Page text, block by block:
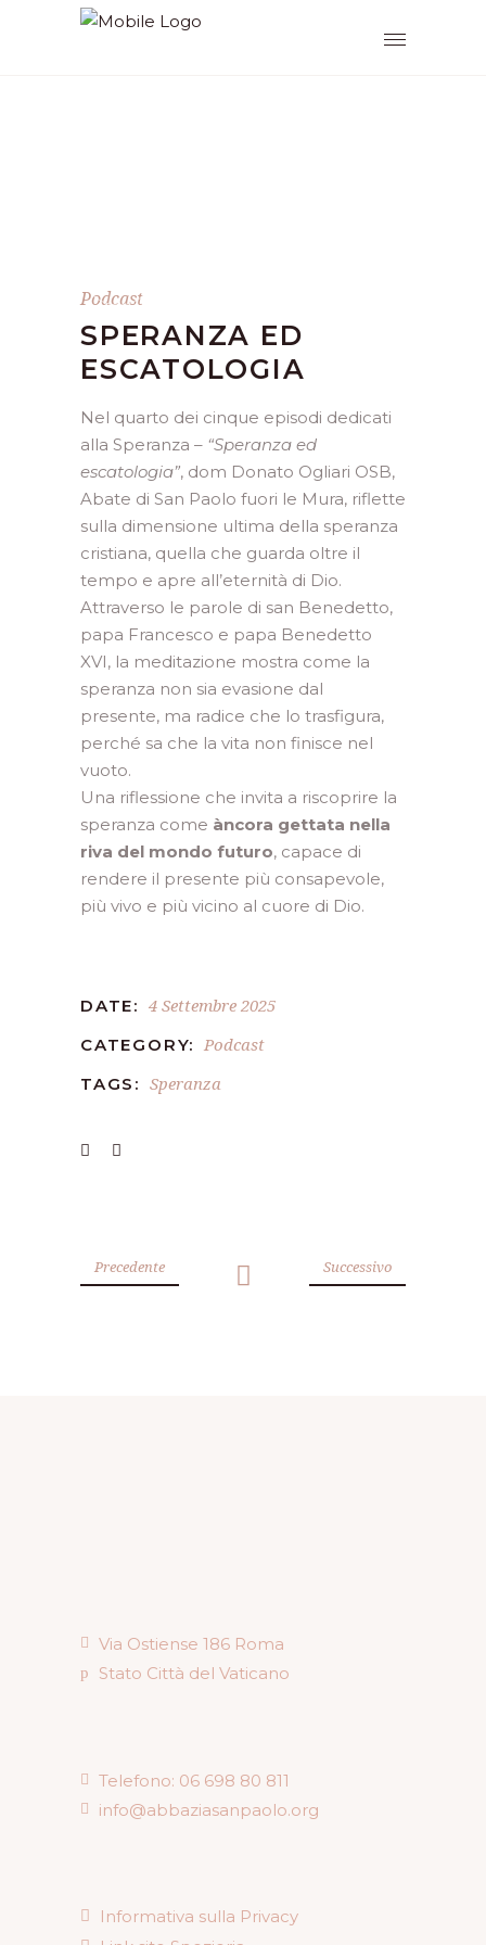
Podcast
SPERANZA ED
ESCATOLOGIA
Nel quarto dei cinque episodi dedicati
alla Speranza – “Speranza ed
escatologia”, dom Donato Ogliari OSB,
Abate di San Paolo fuori le Mura, riflette
sulla dimensione ultima della speranza
cristiana, quella che guarda oltre il
tempo e apre all’eternità di Dio.
Attraverso le parole di san Benedetto,
papa Francesco e papa Benedetto
XVI, la meditazione mostra come la
speranza non sia evasione dal
presente, ma radice che lo trasfigura,
perché sa che la vita non finisce nel
vuoto.
Una riflessione che invita a riscoprire la
speranza come àncora gettata nella
riva del mondo futuro, capace di
rendere il presente più consapevole,
più vivo e più vicino al cuore di Dio.
DATE: 4 Settembre 2025
CATEGORY: Podcast
TAGS: Speranza
Precedente Successivo
Via Ostiense 186 Roma
Stato Città del Vaticano
Telefono: 06 698 80 811
info@abbaziasanpaolo.org
Informativa sulla Privacy